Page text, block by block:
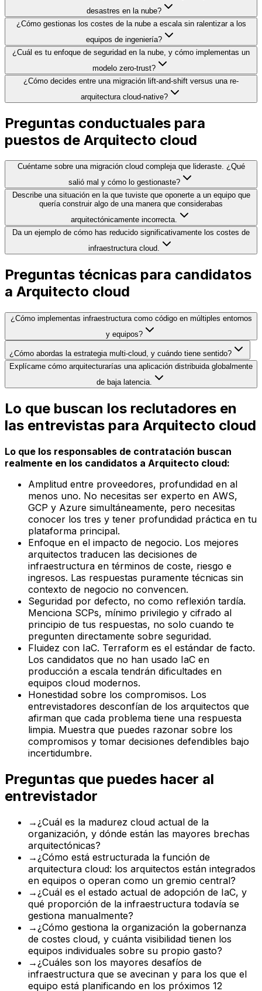
desastres en la nube?
¿Cómo gestionas los costes de la nube a escala sin ralentizar a los
equipos de ingeniería?
¿Cuál es tu enfoque de seguridad en la nube, y cómo implementas un
modelo zero-trust?
¿Cómo decides entre una migración lift-and-shift versus una re-
arquitectura cloud-native?
Preguntas conductuales para
puestos de Arquitecto cloud
Cuéntame sobre una migración cloud compleja que lideraste. ¿Qué
salió mal y cómo lo gestionaste?
Describe una situación en la que tuviste que oponerte a un equipo que
quería construir algo de una manera que considerabas
arquitectónicamente incorrecta.
Da un ejemplo de cómo has reducido significativamente los costes de
infraestructura cloud.
Preguntas técnicas para candidatos
a Arquitecto cloud
¿Cómo implementas infraestructura como código en múltiples entornos
y equipos?
¿Cómo abordas la estrategia multi-cloud, y cuándo tiene sentido?
Explícame cómo arquitecturarías una aplicación distribuida globalmente
de baja latencia.
Lo que buscan los reclutadores en
las entrevistas para Arquitecto cloud
Lo que los responsables de contratación buscan
realmente en los candidatos a Arquitecto cloud:
Amplitud entre proveedores, profundidad en al
menos uno. No necesitas ser experto en AWS,
GCP y Azure simultáneamente, pero necesitas
conocer los tres y tener profundidad práctica en tu
plataforma principal.
Enfoque en el impacto de negocio. Los mejores
arquitectos traducen las decisiones de
infraestructura en términos de coste, riesgo e
ingresos. Las respuestas puramente técnicas sin
contexto de negocio no convencen.
Seguridad por defecto, no como reflexión tardía.
Menciona SCPs, mínimo privilegio y cifrado al
principio de tus respuestas, no solo cuando te
pregunten directamente sobre seguridad.
Fluidez con IaC. Terraform es el estándar de facto.
Los candidatos que no han usado IaC en
producción a escala tendrán dificultades en
equipos cloud modernos.
Honestidad sobre los compromisos. Los
entrevistadores desconfían de los arquitectos que
afirman que cada problema tiene una respuesta
limpia. Muestra que puedes razonar sobre los
compromisos y tomar decisiones defendibles bajo
incertidumbre.
Preguntas que puedes hacer al
entrevistador
→ ¿Cuál es la madurez cloud actual de la
organización, y dónde están las mayores brechas
arquitectónicas?
→ ¿Cómo está estructurada la función de
arquitectura cloud: los arquitectos están integrados
en equipos o operan como un gremio central?
→ ¿Cuál es el estado actual de adopción de IaC, y
qué proporción de la infraestructura todavía se
gestiona manualmente?
→ ¿Cómo gestiona la organización la gobernanza
de costes cloud, y cuánta visibilidad tienen los
equipos individuales sobre su propio gasto?
→ ¿Cuáles son los mayores desafíos de
infraestructura que se avecinan y para los que el
equipo está planificando en los próximos 12